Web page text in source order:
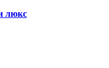
люкс